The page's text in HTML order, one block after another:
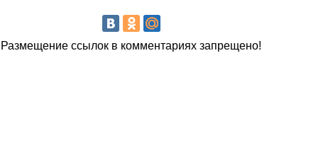
Размещение ссылок в комментариях запрещено!